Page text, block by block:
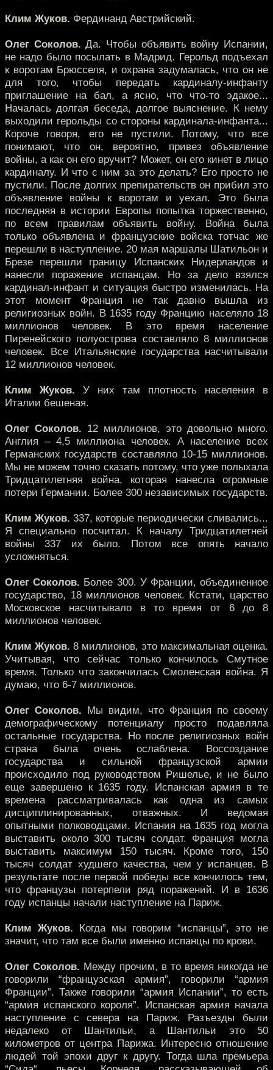
Клим Жуков. Фердинанд Австрийский.
Олег Соколов. Да. Чтобы объявить войну Испании,
не надо было посылать в Мадрид. Герольд подъехал
к воротам Брюсселя, и охрана задумалась, что он не
для того, чтобы передать кардиналу-инфанту
приглашение на бал, а ясно, что что-то эдакое...
Началась долгая беседа, долгое выяснение. К нему
выходили герольды со стороны кардинала-инфанта...
Короче говоря, его не пустили. Потому, что все
понимают, что он, вероятно, привез объявление
войны, а как он его вручит? Может, он его кинет в лицо
кардиналу. И что с ним за это делать? Его просто не
пустили. После долгих препирательств он прибил это
объявление войны к воротам и уехал. Это была
последняя в истории Европы попытка торжественно,
по всем правилам объявить войну. Война была
только объявлена и французские войска тотчас же
перешли в наступление. 20 мая маршалы Шатильон и
Брезе перешли границу Испанских Нидерландов и
нанесли поражение испанцам. Но за дело взялся
кардинал-инфант и ситуация быстро изменилась. На
этот момент Франция не так давно вышла из
религиозных войн. В 1635 году Францию населяло 18
миллионов человек. В это время население
Пиренейского полуострова составляло 8 миллионов
человек. Все Итальянские государства насчитывали
12 миллионов человек.
Клим Жуков. У них там плотность населения в
Италии бешеная.
Олег Соколов. 12 миллионов, это довольно много.
Англия – 4,5 миллиона человек. А население всех
Германских государств составляло 10-15 миллионов.
Мы не можем точно сказать потому, что уже полыхала
Тридцатилетняя война, которая нанесла огромные
потери Германии. Более 300 независимых государств.
Клим Жуков. 337, которые периодически сливались...
Я специально посчитал. К началу Тридцатилетней
войны 337 их было. Потом все опять начало
усложняться.
Олег Соколов. Более 300. У Франции, объединенное
государство, 18 миллионов человек. Кстати, царство
Московское насчитывало в то время от 6 до 8
миллионов человек.
Клим Жуков. 8 миллионов, это максимальная оценка.
Учитывая, что сейчас только кончилось Смутное
время. Только что закончилась Смоленская война. Я
думаю, что 6-7 миллионов.
Олег Соколов. Мы видим, что Франция по своему
демографическому потенциалу просто подавляла
остальные государства. Но после религиозных войн
страна была очень ослаблена. Воссоздание
государства и сильной французской армии
происходило под руководством Ришелье, и не было
еще завершено к 1635 году. Испанская армия в те
времена рассматривалась как одна из самых
дисциплинированных, отважных. И ведомая
опытными полководцами. Испания на 1635 год могла
выставить около 300 тысяч солдат. Франция могла
выставить максимум 150 тысяч. Кроме того, 150
тысяч солдат худшего качества, чем у испанцев. В
результате после первой победы все кончилось тем,
что французы потерпели ряд поражений. И в 1636
году испанцы начали наступление на Париж.
Клим Жуков. Когда мы говорим “испанцы”, это не
значит, что там все были именно испанцы по крови.
Олег Соколов. Между прочим, в то время никогда не
говорили “французская армия”, говорили “армия
Франции”. Также говорили “армия Испании”, то есть
“армия испанского короля”. Испанская армия начала
наступление с севера на Париж. Разъезды были
недалеко от Шантильи, а Шантильи это 50
километров от центра Парижа. Интересно отношение
людей той эпохи друг к другу. Тогда шла премьера